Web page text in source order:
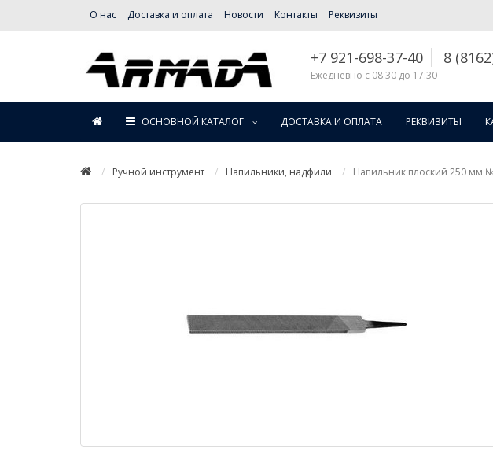
О нас Доставка и оплата Новости Контакты Реквизиты
+7 921-698-37-40 8
Ежедневно с 08:30 до 17:30
ОСНОВНОЙ КАТАЛОГ ДОСТАВКА И ОПЛАТА РЕКВИЗИТЫ
Ручной инструмент Напильники, надфили Напильник плоский 250 мм